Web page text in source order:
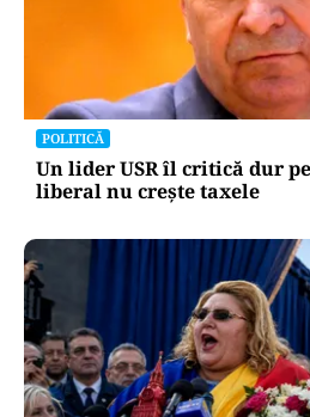
POLITICĂ
Un lider USR îl critică dur
liberal nu crește taxele